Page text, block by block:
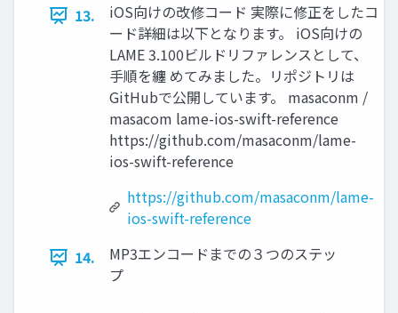
13.
iOS向けの改修コード 実際に修正をしたコ
ード詳細は以下となります。 iOS向けの
LAME 3.100ビルドリファレンスとして、
手順を纏 めてみました。リポジトリは
GitHubで公開しています。 masaconm /
masacom lame-ios-swift-reference
https://github.com/masaconm/lame-
ios-swift-reference
https://github.com/masaconm/lame-
ios-swift-reference
14.
MP3エンコードまでの３つのステッ
プ